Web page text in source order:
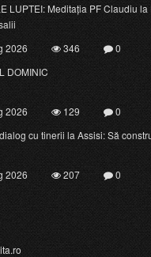
LUPTEI: Meditația PF Claudiu la
2026
346
0
DOMINIC
2026 129
0
cu tinerii la Assisi: Să
2026
207 0